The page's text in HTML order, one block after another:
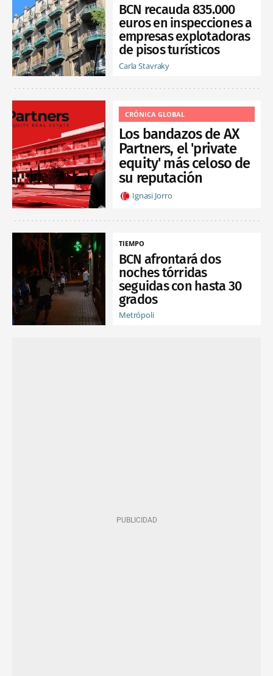
BCN recauda 835.000
euros en inspecciones a
empresas explotadoras
de pisos turísticos
Carla Stavraky
CRÓNICA GLOBAL
Los bandazos de AX
Partners, el 'private
equity' más celoso de
su reputación
Ignasi Jorro
TIEMPO
BCN afrontará dos
noches tórridas
seguidas con hasta 30
grados
Metrópoli